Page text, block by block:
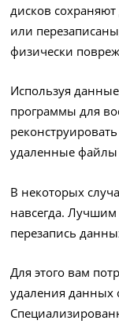
дисков
или
физически
Используя
программы для
удаленные файлы
В некоторых
навсегда.
перезапись
Для этого вам
удаления данных